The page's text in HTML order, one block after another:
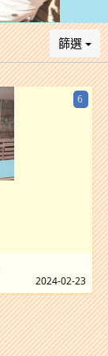
篩選
6
2024-02-23